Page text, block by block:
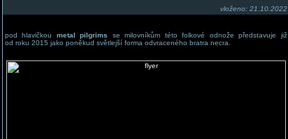
vloženo: 21.10.2022
pod hlavičkou metal pilgrims se milovníkům této folkové odnože představuje již
od roku 2015 jako poněkud světlejší forma odvraceného bratra necra.